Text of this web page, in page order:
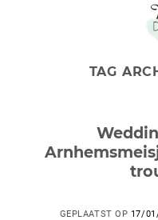
TAG
GEPLAATST OP 17/